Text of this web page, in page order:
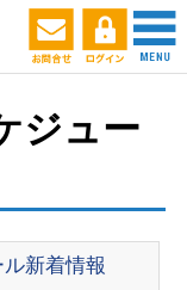
ジュー
新着情報